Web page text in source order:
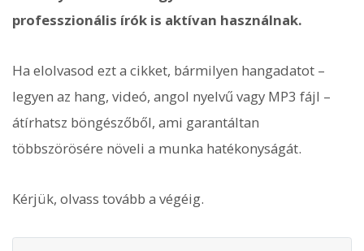
professzionális írók is aktívan használnak.
Ha elolvasod ezt a cikket, bármilyen hangadatot –
legyen az hang, videó, angol nyelvű vagy MP3 fájl –
átírhatsz böngészőből, ami garantáltan
többszörösére növeli a munka hatékonyságát.
Kérjük, olvass tovább a végéig.